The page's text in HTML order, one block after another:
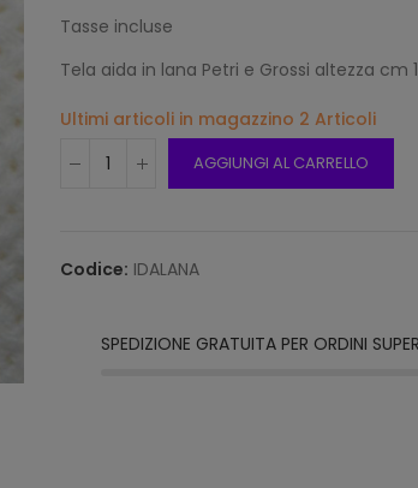
Tasse incluse
Tela aida in lana Petri e Grossi altezza cm
Ultimi articoli in magazzino 2 Articoli
AGGIUNGI AL CARRELLO
Codice: IDALANA
SPEDIZIONE GRATUITA PER ORDINI